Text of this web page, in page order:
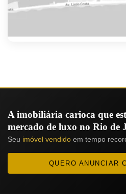
A imobiliária carioca que
mercado de luxo no Rio de
Seu imóvel vendido em tempo
QUERO ANUNCIAR